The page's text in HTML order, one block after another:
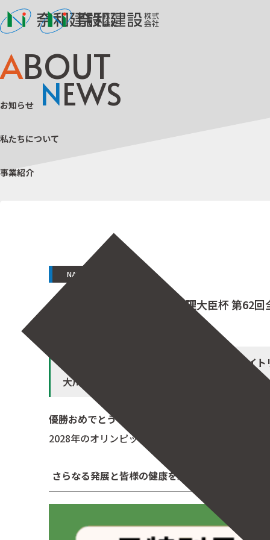
ABOUT
お知らせ
私たちについて
事業紹介
NEWS
NAWA新聞 2025.12.08
［2025.11月特別号］内閣総理大臣杯 第62
内閣総理大臣杯 第62回全日本社会人ウエイ
大川 健人
優勝おめでとう！！
2028年のオリンピック出場を目指して、頑張って
さらなる発展と皆様の健康を願って、ご安全に！